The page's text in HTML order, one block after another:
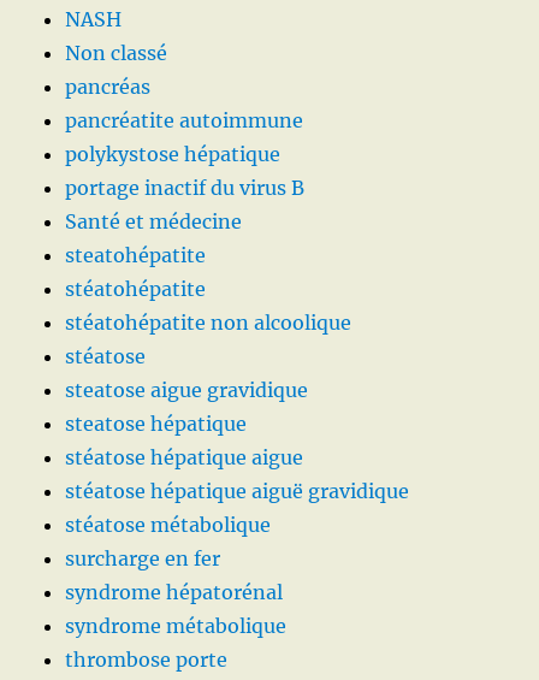
NASH
Non classé
pancréas
pancréatite autoimmune
polykystose hépatique
portage inactif du virus B
Santé et médecine
steatohépatite
stéatohépatite
stéatohépatite non alcoolique
stéatose
steatose aigue gravidique
steatose hépatique
stéatose hépatique aigue
stéatose hépatique aiguë gravidique
stéatose métabolique
surcharge en fer
syndrome hépatorénal
syndrome métabolique
thrombose porte